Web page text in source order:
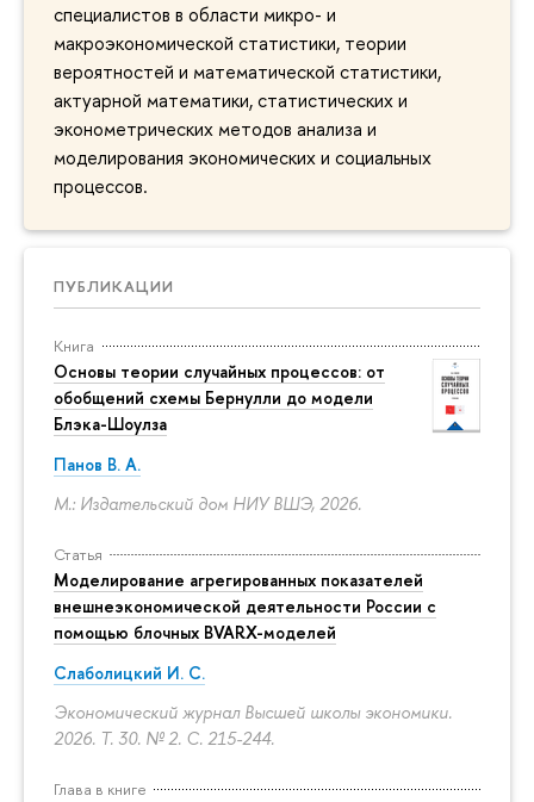
специалистов в области микро- и
макроэкономической статистики, теории
вероятностей и математической статистики,
актуарной математики, статистических и
эконометрических методов анализа и
моделирования экономических и социальных
процессов.
ПУБЛИКАЦИИ
Книга
Основы теории случайных процессов: от
обобщений схемы Бернулли до модели
Блэка-Шоулза
Панов В. А.
М.: Издательский дом НИУ ВШЭ, 2026.
Статья
Моделирование агрегированных показателей
внешнеэкономической деятельности России с
помощью блочных BVARX-моделей
Слаболицкий И. С.
Экономический журнал Высшей школы экономики.
2026. Т. 30. № 2. С. 215-244.
Глава в книге